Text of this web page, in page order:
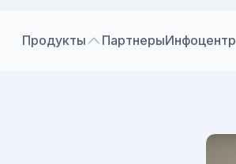
Продукты ПартнерыИнфоцентр